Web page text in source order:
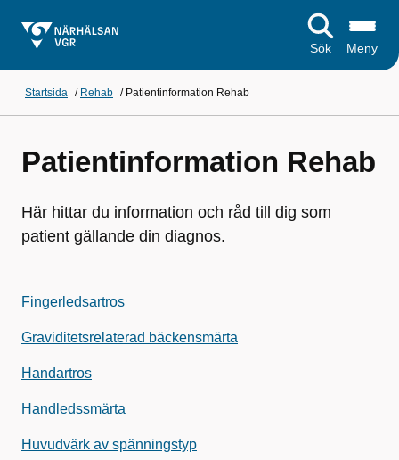
Sök Meny
Startsida / Rehab / Patientinformation Rehab
Patientinformation Rehab
Här hittar du information och råd till dig som
patient gällande din diagnos.
Fingerledsartros
Graviditetsrelaterad bäckensmärta
Handartros
Handledssmärta
Huvudvärk av spänningstyp